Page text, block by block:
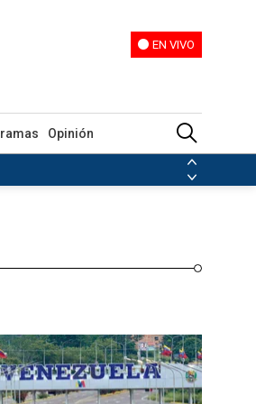
EN VIVO
Opinión